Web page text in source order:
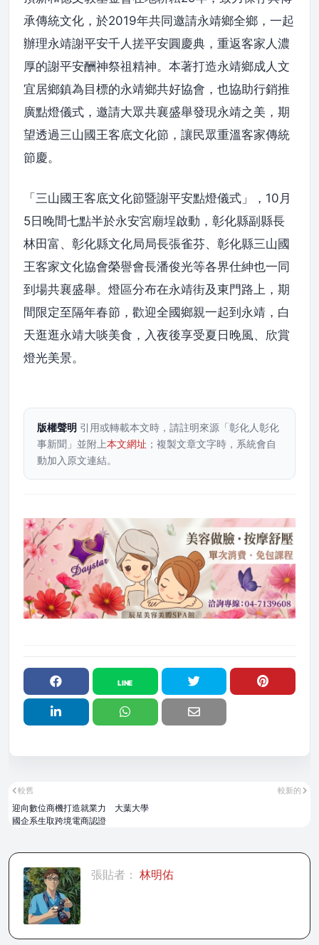
承傳統文化，於2019年共同邀請永靖鄉全鄉，一起
辦理永靖謝平安千人搓平安圓慶典，重返客家人濃
厚的謝平安酬神祭祖精神。本著打造永靖鄉成人文
宜居鄉鎮為目標的永靖鄉共好協會，也協助行銷推
廣點燈儀式，邀請大眾共襄盛舉發現永靖之美，期
望透過三山國王客底文化節，讓民眾重溫客家傳統
節慶。
「三山國王客底文化節暨謝平安點燈儀式」，10月
5日晚間七點半於永安宮廟埕啟動，彰化縣副縣長
林田富、彰化縣文化局局長張雀芬、彰化縣三山國
王客家文化協會榮譽會長潘俊光等各界仕紳也一同
到場共襄盛舉。燈區分布在永靖街及東門路上，期
間限定至隔年春節，歡迎全國鄉親一起到永靖，白
天逛逛永靖大啖美食，入夜後享受夏日晚風、欣賞
燈光美景。
版權聲明 引用或轉載本文時，請註明來源「彰化人彰化
事新聞」並附上本文網址 ；複製文章文字時，系統會自
動加入原文連結。
較新的
較舊
迎向數位商機打造就業力 大葉大學
國企系生取跨境電商認證
張貼者： 林明佑